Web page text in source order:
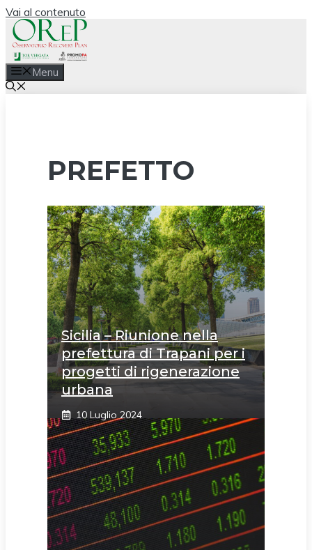
Vai al contenuto
Menu
PREFETTO
Sicilia – Riunione nella
prefettura di Trapani per i
progetti di rigenerazione
urbana
10 Luglio 2024